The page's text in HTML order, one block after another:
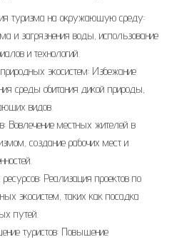
туризма на окружающую среду:
и загрязнения воды, использование
и технологий.
экосистем: Избежание
среды обитания дикой природы,
видов.
Вовлечение местных жителей в
создание рабочих мест и
Реализация проектов по
экосистем, таких как посадка
путей.
туристов: Повышение